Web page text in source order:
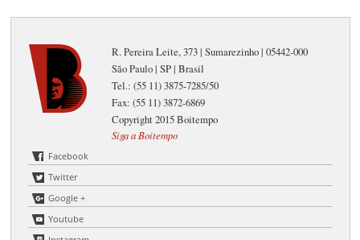
R. Pereira Leite, 373 | Sumarezinho | 05442-000
São Paulo | SP | Brasil
Tel.: (55 11) 3875-7285/50
Fax: (55 11) 3872-6869
Copyright 2015 Boitempo
Siga a Boitempo
Facebook
Twitter
Google +
Youtube